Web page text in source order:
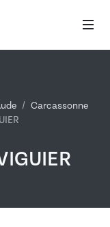
Carcassonne